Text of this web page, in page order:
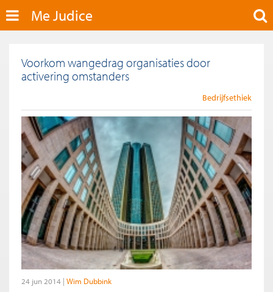
Me Judice
Voorkom wangedrag organisaties door
activering omstanders
Bedrijfsethiek
24 jun 2014 Wim Dubbink